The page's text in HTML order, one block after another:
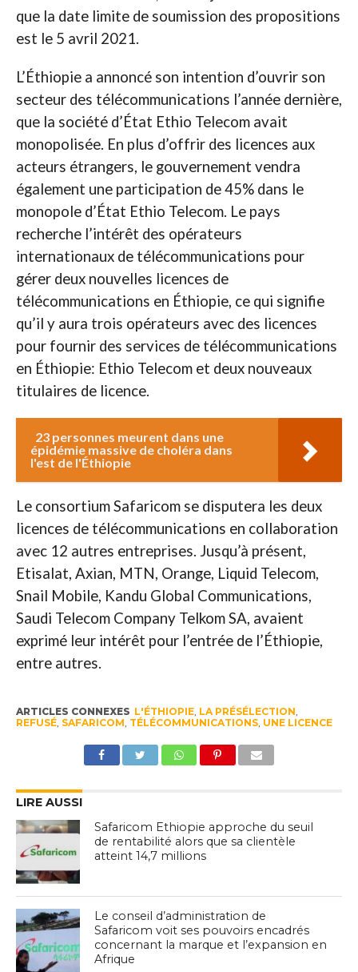
que la date limite de soumission des propositions
est le 5 avril 2021.
L’Éthiopie a annoncé son intention d’ouvrir son
secteur des télécommunications l’année dernière,
que la société d’État Ethio Telecom avait
monopolisée. En plus d’offrir des licences aux
acteurs étrangers, le gouvernement vendra
également une participation de 45% dans le
monopole d’État Ethio Telecom. Le pays
recherche l’intérêt des opérateurs
internationaux de télécommunications pour
gérer deux nouvelles licences de
télécommunications en Éthiopie, ce qui signifie
qu’il y aura trois opérateurs avec des licences
pour fournir des services de télécommunications
en Éthiopie: Ethio Telecom et deux nouveaux
titulaires de licence.
23 personnes meurent dans une
épidémie massive de choléra dans
l'est de l'Éthiopie
Le consortium Safaricom se disputera les deux
licences de télécommunications en collaboration
avec 12 autres entreprises. Jusqu’à présent,
Etisalat, Axian, MTN, Orange, Liquid Telecom,
Snail Mobile, Kandu Global Communications,
Saudi Telecom Company Telkom SA, avaient
exprimé leur intérêt pour l’entrée de l’Éthiopie,
entre autres.
ARTICLES CONNEXES L'ÉTHIOPIE, LA PRÉSÉLECTION
REFUSÉ, SAFARICOM TÉLÉCOMMUNICATIONS, UNE LICENCE
LIRE AUSSI
Safaricom Ethiopie approche du seuil
de rentabilité alors que sa clientèle
atteint 14,7 millions
Le conseil d’administration de
Safaricom voit ses pouvoirs encadrés
concernant la marque et l’expansion en
Afrique